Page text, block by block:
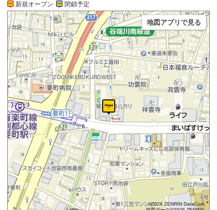
新規オープン 閉鎖予定
©2026 ZENRIN DataCom
地図アプリで見る